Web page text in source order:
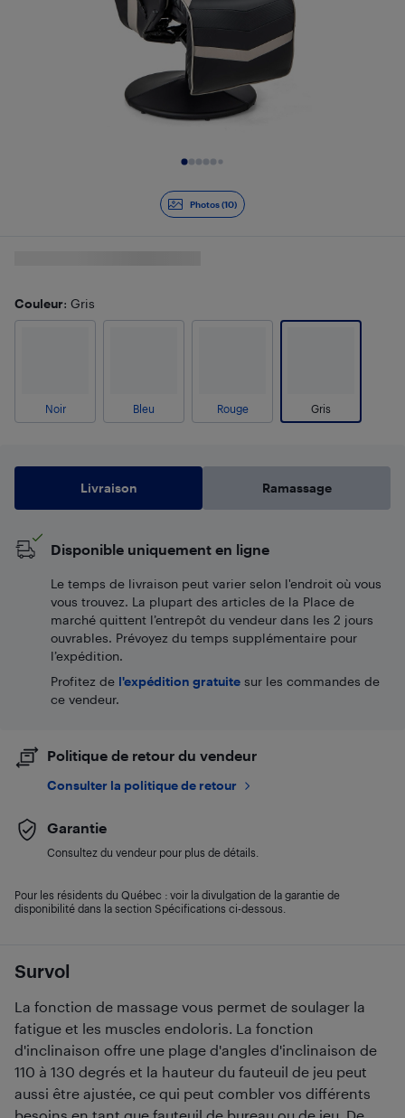
Photos (10)
Survol
La fonction de massage vous permet de soulager la
fatigue et les muscles endoloris. La fonction
d'inclinaison offre une plage d'angles d'inclinaison de
110 à 130 degrés et la hauteur du fauteuil de jeu peut
aussi être ajustée, ce qui peut combler vos différents
Couleur: Gris
Noir Bleu Rouge Gris
Livraison Ramassage
Disponible uniquement en ligne
Le temps de livraison peut varier selon l'endroit où vous
vous trouvez. La plupart des articles de la Place de
marché quittent l’entrepôt du vendeur dans les 2 jours
ouvrables. Prévoyez du temps supplémentaire pour
l’expédition.
Profitez de l'expédition gratuite sur les commandes de
ce vendeur.
Politique de retour du vendeur
Consulter la politique de retour
Garantie
Consultez du vendeur pour plus de détails.
Pour les résidents du Québec : voir la divulgation de la garantie de
disponibilité dans la section Spécifications ci-dessous.